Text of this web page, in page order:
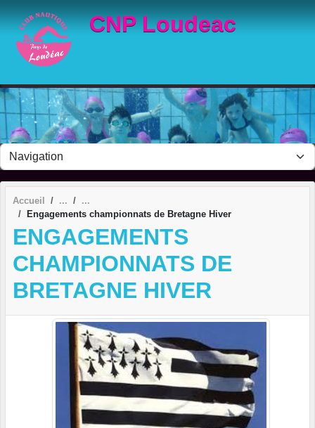
CNP Loudeac
Accueil
Engagements championnats de Bretagne Hiver
ENGAGEMENTS
CHAMPIONNATS DE
BRETAGNE HIVER